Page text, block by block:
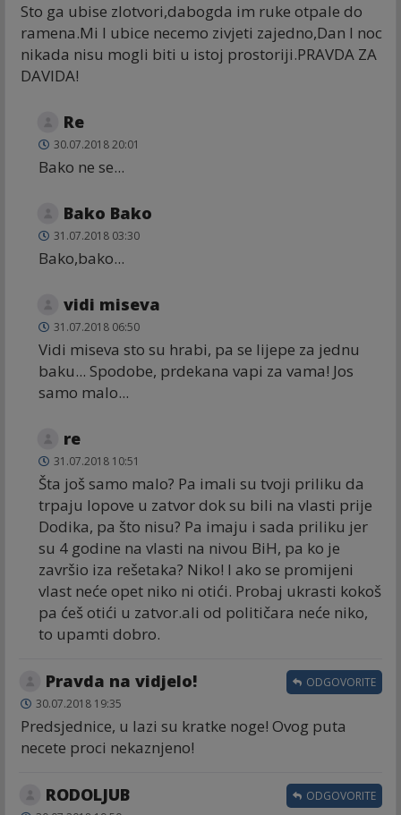
Sto ga ubise zlotvori,dabogda im ruke otpale do
ramena.Mi I ubice necemo zivjeti zajedno,Dan I noc
nikada nisu mogli biti u istoj prostoriji.PRAVDA ZA
DAVIDA!
Re
30.07.2018 20:01
Bako ne se...
Bako Bako
31.07.2018 03:30
Bako,bako...
vidi miseva
31.07.2018 06:50
Vidi miseva sto su hrabi, pa se lijepe za jednu
baku... Spodobe, prdekana vapi za vama! Jos
samo malo...
re
31.07.2018 10:51
Šta još samo malo? Pa imali su tvoji priliku da
trpaju lopove u zatvor dok su bili na vlasti prije
Dodika, pa što nisu? Pa imaju i sada priliku jer
su 4 godine na vlasti na nivou BiH, pa ko je
završio iza rešetaka? Niko! I ako se promijeni
vlast neće opet niko ni otići. Probaj ukrasti kokoš
pa ćeš otići u zatvor.ali od političara neće niko,
to upamti dobro.
Pravda na vidjelo!
30.07.2018 19:35
Predsjednice, u lazi su kratke noge! Ovog puta
necete proci nekaznjeno!
ODGOVORITE
RODOLJUB ODGOVORITE